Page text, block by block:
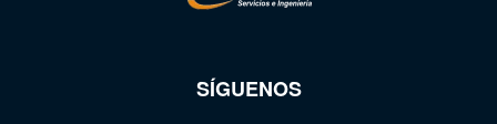
SÍGUENOS